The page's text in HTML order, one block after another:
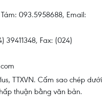
093.5958688, Email:
39411348, Fax: (024)
TTXVN. Cấm sao chép dưới
thuận bằng văn bản.